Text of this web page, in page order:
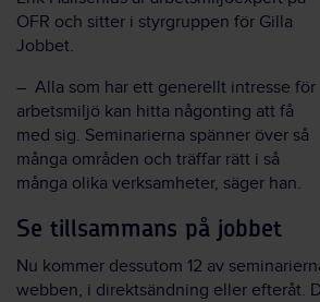
OFR och sitter i styrgruppen för Gilla
Jobbet.
– Alla som har ett generellt intresse för
arbetsmiljö kan hitta någonting att få
med sig. Seminarierna spänner över så
många områden och träffar rätt i så
många olika verksamheter, säger han.
Se tillsammans på jobbet
Nu kommer dessutom 12 av
webben, i direktsändning eller efteråt.